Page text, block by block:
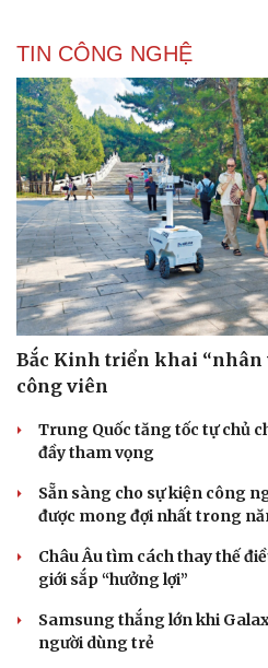
TIN CÔNG NGHỆ
Bắc Kinh triển khai “nhân
công viên
Trung Quốc tăng tốc tự chủ
đầy tham vọng
Sẵn sàng cho sự kiện công
được mong đợi nhất trong
Châu Âu tìm cách thay thế
giới sắp “hưởng lợi”
Samsung thắng lớn khi
người dùng trẻ